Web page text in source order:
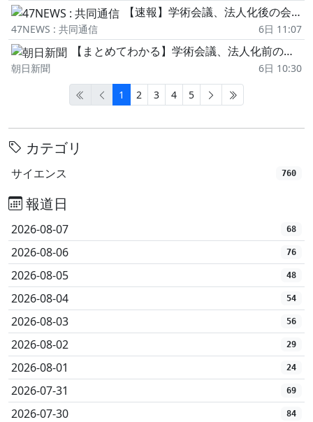
【速報】学術会議、法人化後の会員候補者を承認
47NEWS : 共同通信 6日 11:07
【まとめてわかる】学術会議、法人化前の臨時総会 経緯は?今後は?
朝日新聞
6日 10:30
1
2 3 4 5
カテゴリ
サイエンス 760
報道日
2026-08-07 68
2026-08-06 76
2026-08-05 48
2026-08-04 54
2026-08-03 56
2026-08-02 29
2026-08-01 24
2026-07-31 69
2026-07-30 84